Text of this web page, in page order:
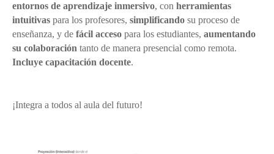
entornos de aprendizaje inmersivo, con herramientas
intuitivas para los profesores, simplificando su proceso de
enseñanza, y de fácil acceso para los estudiantes, aumentando
su colaboración tanto de manera presencial como remota.
Incluye capacitación docente.
¡Integra a todos al aula del futuro!